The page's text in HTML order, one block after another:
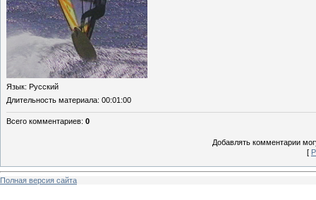
Язык: Русский
Длительность материала: 00:01:00
Всего комментариев: 0
Добавлять комментарии
[
Полная версия сайта